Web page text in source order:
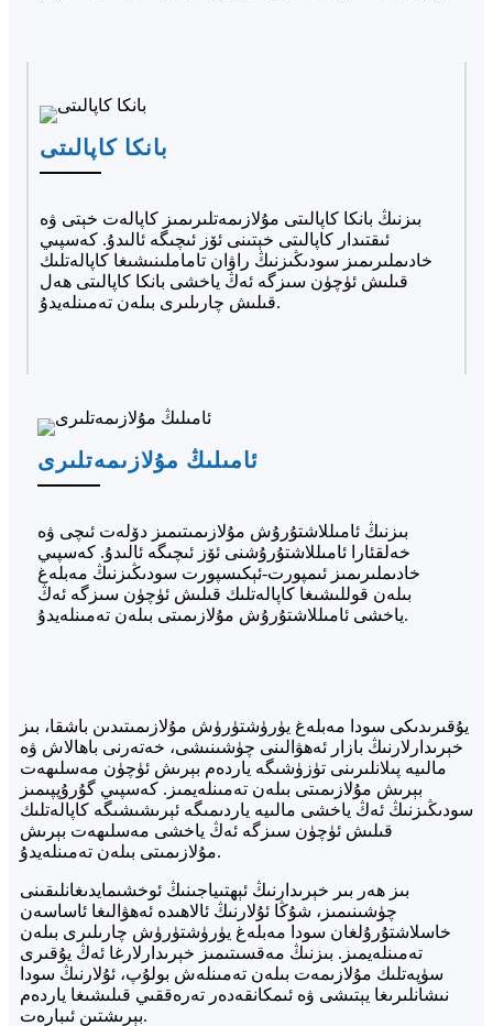
بانكا كاپالىتى
بىزنىڭ بانكا كاپالىتى مۇلازىمەتلىرىمىز كاپالەت خېتى ۋە
ئىقتىدار كاپالىتى خېتىنى ئۆز ئىچىگە ئالىدۇ. كەسپىي
خادىملىرىمىز سودىڭىزنىڭ راۋان تاماملىنىشىغا كاپالەتلىك
قىلىش ئۈچۈن سىزگە ئەڭ ياخشى بانكا كاپالىتى ھەل
قىلىش چارىلىرى بىلەن تەمىنلەيدۇ.
ئامىلىڭ مۇلازىمەتلىرى
بىزنىڭ ئامىللاشتۇرۇش مۇلازىمىتىمىز دۆلەت ئىچى ۋە
خەلقئارا ئامىللاشتۇرۇشنى ئۆز ئىچىگە ئالىدۇ. كەسپىي
خادىملىرىمىز ئىمپورت-ئېكىسپورت سودىڭىزنىڭ مەبلەغ
بىلەن قوللىشىغا كاپالەتلىك قىلىش ئۈچۈن سىزگە ئەڭ
ياخشى ئامىللاشتۇرۇش مۇلازىمىتى بىلەن تەمىنلەيدۇ.
يۇقىرىدىكى سودا مەبلەغ يۈرۈشتۈرۈش مۇلازىمىتىدىن باشقا، بىز
خېرىدارلارنىڭ بازار ئەھۋالىنى چۈشىنىشى، خەتەرنى باھالاش ۋە
مالىيە پىلانلىرىنى تۈزۈشىگە ياردەم بېرىش ئۈچۈن مەسلىھەت
بېرىش مۇلازىمىتى بىلەن تەمىنلەيمىز. كەسپىي گۇرۇپپىمىز
سودىڭىزنىڭ ئەڭ ياخشى مالىيە ياردىمىگە ئېرىشىشىگە كاپالەتلىك
قىلىش ئۈچۈن سىزگە ئەڭ ياخشى مەسلىھەت بېرىش
مۇلازىمىتى بىلەن تەمىنلەيدۇ.
بىز ھەر بىر خېرىدارنىڭ ئېھتىياجىنىڭ ئوخشىمايدىغانلىقىنى
چۈشىنىمىز، شۇڭا ئۇلارنىڭ ئالاھىدە ئەھۋالىغا ئاساسەن
خاسلاشتۇرۇلغان سودا مەبلەغ يۈرۈشتۈرۈش چارىلىرى بىلەن
تەمىنلەيمىز. بىزنىڭ مەقسىتىمىز خېرىدارلارغا ئەڭ يۇقىرى
سۈپەتلىك مۇلازىمەت بىلەن تەمىنلەش بولۇپ، ئۇلارنىڭ سودا
نىشانلىرىغا يېتىشى ۋە ئىمكانقەدەر تەرەققىي قىلىشىغا ياردەم
بېرىشتىن ئىبارەت.